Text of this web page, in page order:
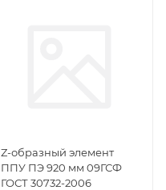
Z-образный элемент
ППУ ПЭ 920 мм 09ГСФ
ГОСТ 30732-2006